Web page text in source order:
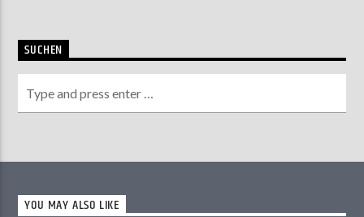
SUCHEN
YOU MAY ALSO LIKE